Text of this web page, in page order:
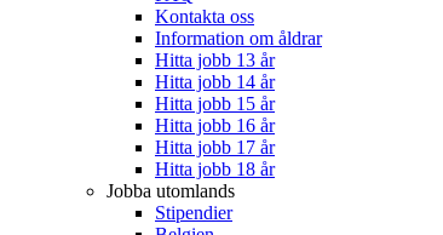
Kontakta oss
Information om åldrar
Hitta jobb 13 år
Hitta jobb 14 år
Hitta jobb 15 år
Hitta jobb 16 år
Hitta jobb 17 år
Hitta jobb 18 år
Jobba utomlands
Stipendier